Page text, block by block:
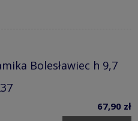
Bolesławiec h 9,7
67,90 zł